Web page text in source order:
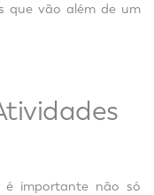
que vão além de um
é importante não só